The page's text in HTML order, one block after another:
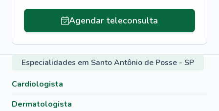
Agendar teleconsulta
Especialidades em Santo Antônio de Posse - SP
Cardiologista
Dermatologista